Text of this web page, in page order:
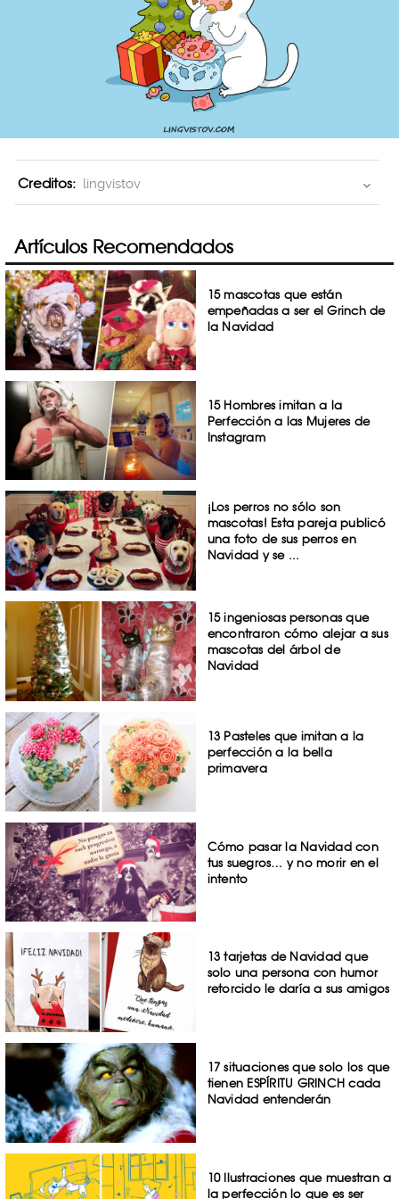
Creditos: lingvistov
Artículos Recomendados
15 mascotas que están
empeñadas a ser el Grinch de
la Navidad
15 Hombres imitan a la
Perfección a las Mujeres de
Instagram
¡Los perros no sólo son
mascotas! Esta pareja publicó
una foto de sus perros en
Navidad y se ...
15 ingeniosas personas que
encontraron cómo alejar a sus
mascotas del árbol de
Navidad
13 Pasteles que imitan a la
perfección a la bella
primavera
Cómo pasar la Navidad con
tus suegros… y no morir en el
intento
13 tarjetas de Navidad que
solo una persona con humor
retorcido le daría a sus amigos
17 situaciones que solo los que
tienen ESPÍRITU GRINCH cada
Navidad entenderán
10 Ilustraciones que muestran a
la perfección lo que es ser